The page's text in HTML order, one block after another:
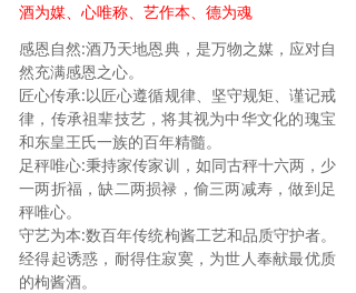
酒为媒、心唯称、艺作本、德为魂
感恩自然:酒乃天地恩典，是万物之媒，应对自
然充满感恩之心。
匠心传承:以匠心遵循规律、坚守规矩、谨记戒
律，传承祖辈技艺，将其视为中华文化的瑰宝
和东皇王氏一族的百年精髓。
足秤唯心:秉持家传家训，如同古秤十六两，少
一两折福，缺二两损禄，偷三两减寿，做到足
秤唯心。
守艺为本:数百年传统枸酱工艺和品质守护者。
经得起诱惑，耐得住寂寞，为世人奉献最优质
的枸酱酒。